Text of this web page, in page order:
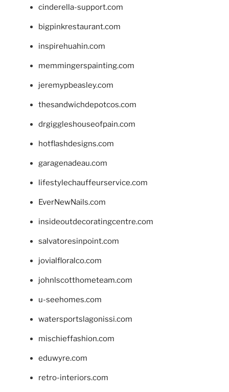
cinderella-support.com
bigpinkrestaurant.com
inspirehuahin.com
memmingerspainting.com
jeremypbeasley.com
thesandwichdepotcos.com
drgiggleshouseofpain.com
hotflashdesigns.com
garagenadeau.com
lifestylechauffeurservice.com
EverNewNails.com
insideoutdecoratingcentre.com
salvatoresinpoint.com
jovialfloralco.com
johnlscotthometeam.com
u-seehomes.com
watersportslagonissi.com
mischieffashion.com
eduwyre.com
retro-interiors.com